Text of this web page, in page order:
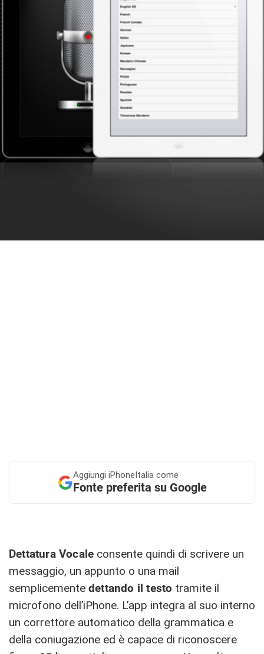
Aggiungi iPhoneItalia come
Fonte preferita su Google
Dettatura Vocale consente quindi di scrivere un
messaggio, un appunto o una mail
semplicemente dettando il testo tramite il
microfono dell’iPhone. L’app integra al suo interno
un correttore automatico della grammatica e
della coniugazione ed è capace di riconoscere